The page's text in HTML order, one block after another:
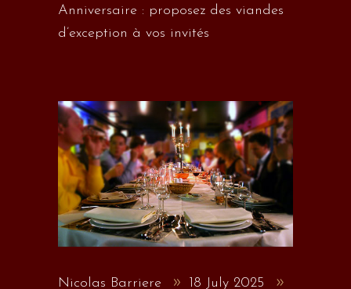
Anniversaire : proposez des viandes
d’exception à vos invités
Nicolas Barriere
18 July 2025